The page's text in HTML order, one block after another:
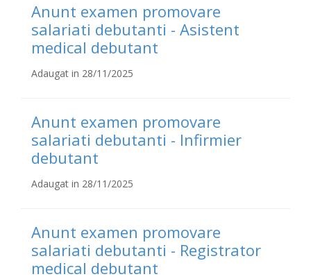
Anunt examen promovare
salariati debutanti - Asistent
medical debutant
Adaugat in 28/11/2025
Anunt examen promovare
salariati debutanti - Infirmier
debutant
Adaugat in 28/11/2025
Anunt examen promovare
salariati debutanti - Registrator
medical debutant